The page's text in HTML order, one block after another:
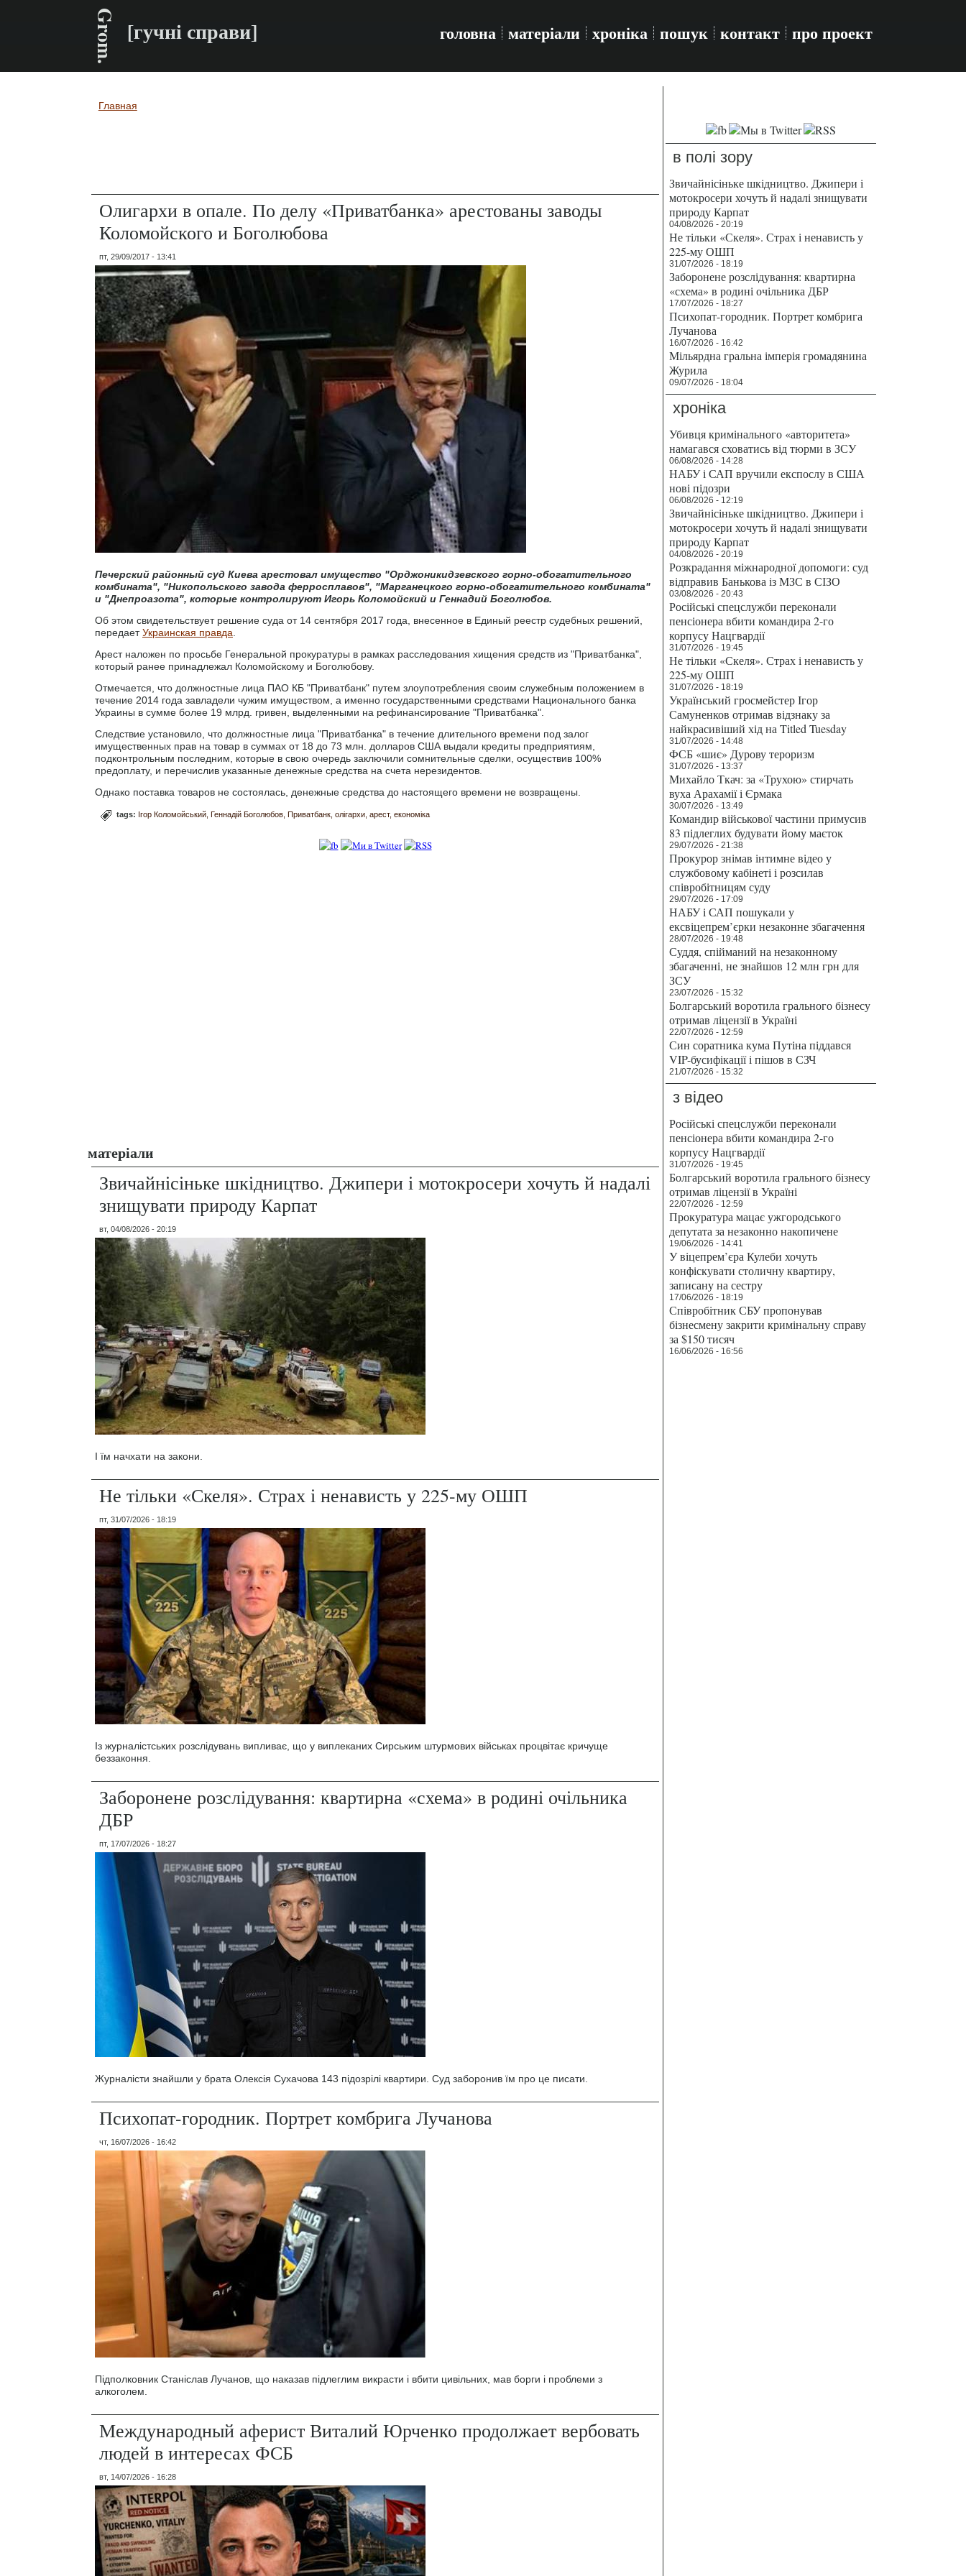
Grom. [гучні справи] головна матеріали хроніка пошук контакт про проект
Вы здесь
Главная
Олигархи в опале. По делу «Приватбанка» арестованы заводы
Коломойского и Боголюбова
пт, 29/09/2017 - 13:41
Печерский районный суд Киева арестовал имущество "Орджоникидзевского горно-обогатительного
комбината", "Никопольского завода ферросплавов", "Марганецкого горно-обогатительного комбината"
и "Днепроазота", которые контролируют Игорь Коломойский и Геннадий Боголюбов.
Об этом свидетельствует решение суда от 14 сентября 2017 года, внесенное в Единый реестр судебных решений,
передаетУкраинская правда
Арест наложен по просьбе Генеральной прокуратуры в рамках расследования хищения средств из "Приватбанка",
который ранее принадлежал Коломойскому и Боголюбову.
Отмечается, что должностные лица ПАО КБ "Приватбанк" путем злоупотребления своим служебным положением в
течение 2014 года завладели чужим имуществом, а именно государственными средствами Национального банка
Украины в сумме более 19 млрд. гривен, выделенными на рефинансирование "Приватбанка".
Следствие установило, что должностные лица "Приватбанка" в течение длительного времени под залог
имущественных прав на товар в суммах от 18 до 73 млн. долларов США выдали кредиты предприятиям,
подконтрольным последним, которые в свою очередь заключили сомнительные сделки, осуществив 100%
предоплату, и перечислив указанные денежные средства на счета нерезидентов.
Однако поставка товаров не состоялась, денежные средства до настоящего времени не возвращены.
tags: Ігор Коломойський Геннадій Боголюбов Приватбанк олігархи арест економіка
матеріали
Звичайнісіньке шкідництво. Джипери і мотокросери хочуть й надалі
знищувати природу Карпат
вт, 04/08/2026 - 20:19
І їм начхати на закони.
Не тільки «Скеля». Страх і ненависть у 225-му ОШП
пт, 31/07/2026 - 18:19
Із журналістських розслідувань випливає, що у виплеканих Сирським штурмових військах процвітає кричуще
беззаконня.
Заборонене розслідування: квартирна «схема» в родині очільника
ДБР
пт, 17/07/2026 - 18:27
Журналісти знайшли у брата Олексія Сухачова 143 підозрілі квартири. Суд заборонив їм про це писати.
Психопат-городник. Портрет комбрига Лучанова
чт, 16/07/2026 - 16:42
Підполковник Станіслав Лучанов, що наказав підлеглим викрасти і вбити цивільних, мав борги і проблеми з
алкоголем.
Международный аферист Виталий Юрченко продолжает вербовать
людей в интересах ФСБ
вт, 14/07/2026 - 16:28
в полі зору
Звичайнісіньке шкідництво. Джипери і
мотокросери хочуть й надалі знищувати
природу Карпат
04/08/2026 - 20:19
Не тільки «Скеля». Страх і ненависть у
225-му ОШП
31/07/2026 - 18:19
Заборонене розслідування: квартирна
«схема» в родині очільника ДБР
17/07/2026 - 18:27
Психопат-городник. Портрет комбрига
Лучанова
16/07/2026 - 16:42
Мільярдна гральна імперія громадянина
Журила
09/07/2026 - 18:04
хроніка
Убивця кримінального «авторитета»
намагався сховатись від тюрми в ЗСУ
06/08/2026 - 14:28
НАБУ і САП вручили експослу в США
нові підозри
06/08/2026 - 12:19
Звичайнісіньке шкідництво. Джипери і
мотокросери хочуть й надалі знищувати
природу Карпат
04/08/2026 - 20:19
Розкрадання міжнародної допомоги: суд
відправив Банькова із МЗС в СІЗО
03/08/2026 - 20:43
Російські спецслужби переконали
пенсіонера вбити командира 2-го
корпусу Нацгвардії
31/07/2026 - 19:45
Не тільки «Скеля». Страх і ненависть у
225-му ОШП
31/07/2026 - 18:19
Український гросмейстер Ігор
Самуненков отримав відзнаку за
найкрасивіший хід на Titled Tuesday
31/07/2026 - 14:48
ФСБ «шиє» Дурову тероризм
31/07/2026 - 13:37
Михайло Ткач: за «Трухою» стирчать
вуха Арахамії і Єрмака
30/07/2026 - 13:49
Командир військової частини примусив
83 підлеглих будувати йому маєток
29/07/2026 - 21:38
Прокурор знімав інтимне відео у
службовому кабінеті і розсилав
співробітницям суду
29/07/2026 - 17:09
НАБУ і САП пошукали у
ексвіцепрем’єрки незаконне збагачення
28/07/2026 - 19:48
Суддя, спійманий на незаконному
збагаченні, не знайшов 12 млн грн для
ЗСУ
23/07/2026 - 15:32
Болгарський воротила грального бізнесу
отримав ліцензії в Україні
22/07/2026 - 12:59
Син соратника кума Путіна піддався
VIP-бусифікації і пішов в СЗЧ
21/07/2026 - 15:32
з відео
Російські спецслужби переконали
пенсіонера вбити командира 2-го
корпусу Нацгвардії
31/07/2026 - 19:45
Болгарський воротила грального бізнесу
отримав ліцензії в Україні
22/07/2026 - 12:59
Прокуратура мацає ужгородського
депутата за незаконно накопичене
19/06/2026 - 14:41
У віцепрем’єра Кулеби хочуть
конфіскувати столичну квартиру,
записану на сестру
17/06/2026 - 18:19
Співробітник СБУ пропонував
бізнесмену закрити кримінальну справу
за $150 тисяч
16/06/2026 - 16:56